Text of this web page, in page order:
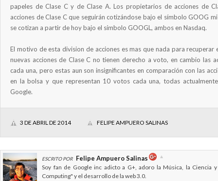
papeles de Clase C y de Clase A. Los propietarios de acciones de
acciones de Clase C que seguirán cotizándose bajo el símbolo GOOG
se cotizan a partir de hoy bajo el símbolo GOOGL, ambos en Nasdaq.
El motivo de esta division de acciones es mas que nada para
nuevas acciones de Clase C no tienen derecho a voto, en cambio las
cada una, pero estas aun son insignificantes en comparación con las
en la bolsa y que representan 10 votos cada una, todas
Google.
3 DE ABRIL DE 2014 FELIPE AMPUERO SALINAS
ESCRITO POR Felipe Ampuero Salinas
Soy fan de Google inc adicto a G+, adoro la Música, la Ciencia
Computing" y el desarrollo de la web 3.0.